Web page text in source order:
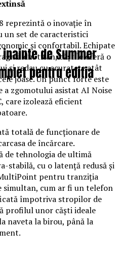
reprezintă o inovație în
un set de caracteristici
și confortabil. Echipate
din titan, căștile oferă o
și redau cu acuratețe atât
joase. Un punct forte este
a zgomotului asistat AI Noise
care izolează eficient
totală de funcționare de
de încărcare.
de tehnologia de ultimă
stabilă, cu o latență redusă și
pentru tranziția
cum ar fi un telefon
împotriva stropilor de
profilul unor căști ideale
naveta la birou, până la
de Summer
pentru editia